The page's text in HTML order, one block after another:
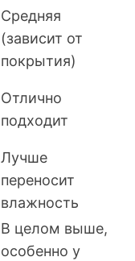
Средняя
(зависит от
покрытия)
Отлично
подходит
Лучше
переносит
влажность
В целом выше,
особенно у